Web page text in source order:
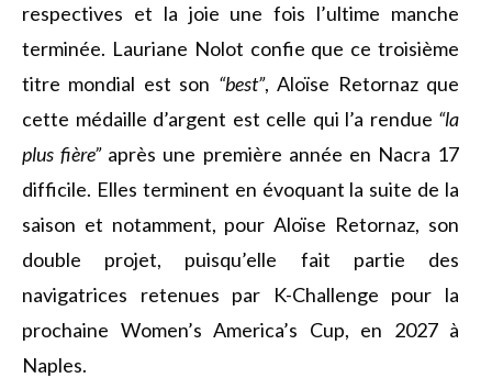
respectives et la joie une fois l’ultime manche
terminée. Lauriane Nolot confie que ce troisième
titre mondial est son “best”, Aloïse Retornaz que
cette médaille d’argent est celle qui l’a rendue “la
plus fière”après une première année en Nacra 17
difficile. Elles terminent en évoquant la suite de la
saison et notamment, pour Aloïse Retornaz, son
double projet, puisqu’elle fait partie des
navigatrices retenues par K-Challenge pour la
prochaine Women’s America’s Cup, en 2027 à
Naples.